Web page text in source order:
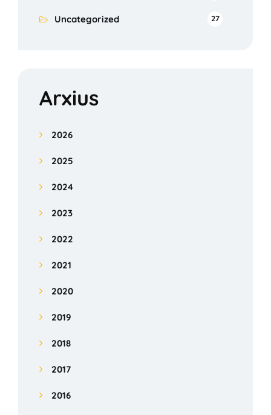
Uncategorized 27
Arxius
2026
2025
2024
2023
2022
2021
2020
2019
2018
2017
2016